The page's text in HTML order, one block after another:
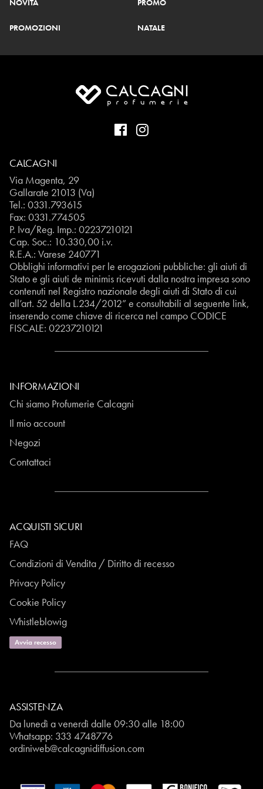
NOVITÀ PROMO
PROMOZIONI NATALE
CALCAGNI
Via Magenta, 29
Gallarate 21013 (Va)
Tel.: 0331.793615
Fax: 0331.774505
P. Iva/Reg. Imp.: 02237210121
Cap. Soc.: 10.330,00 i.v.
R.E.A.: Varese 240771
Obblighi informativi per le erogazioni pubbliche: gli aiuti di
Stato e gli aiuti de minimis ricevuti dalla nostra impresa sono
contenuti nel Registro nazionale degli aiuti di Stato di cui
all’art. 52 della L.234/2012” e consultabili al seguente link,
inserendo come chiave di ricerca nel campo CODICE
FISCALE: 02237210121
INFORMAZIONI
Chi siamo Profumerie Calcagni
Il mio account
Negozi
Contattaci
ACQUISTI SICURI
FAQ
Condizioni di Vendita / Diritto di recesso
Privacy Policy
Cookie Policy
Whistleblowig
Avvia recesso
ASSISTENZA
Da lunedì a venerdì dalle 09:30 alle 18:00
Whatsapp: 333 4748776
ordiniweb@calcagnidiffusion.com